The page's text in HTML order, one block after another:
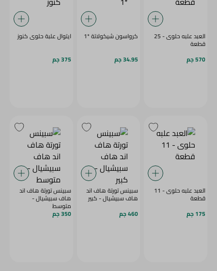
العبد علبه حلوى - 25
قطعة
570 جم
كرواسون شيكولاتة *1
34.95 جم
ايتوال علبة حلوى كنوز
375 جم
العبد علبه حلوى - 11
قطعة
175 جم
سبينس تورتة هاف اند
هاف سبيشيال - كبير
460 جم
سبينس تورتة هاف اند
هاف سبيشيال -
متوسط
350 جم